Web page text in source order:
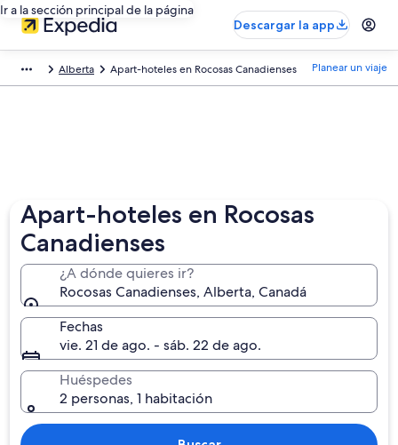
Ir a la sección principal de la página
Descargar la app
Alberta Apart-hoteles en Rocosas Canadienses Planear un viaje
Apart-hoteles en Rocosas
Canadienses
¿A dónde quieres ir?
Rocosas Canadienses, Alberta, Canadá
Fechas
vie. 21 de ago. - sáb. 22 de ago.
Huéspedes
2 personas, 1 habitación